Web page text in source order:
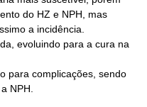
do HZ e NPH, mas
a incidência.
evoluindo para a cura na
para complicações, sendo
NPH.